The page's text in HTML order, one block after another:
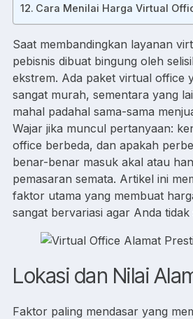
Cara Menilai Harga Virtual
Saat membandingkan layanan
pebisnis dibuat bingung oleh
ekstrem. Ada paket virtual office
sangat murah, sementara yang
mahal padahal sama-sama
Wajar jika muncul pertanyaan:
office berbeda, dan apakah
benar-benar masuk akal atau
pemasaran semata. Artikel ini
faktor utama yang membuat
sangat bervariasi agar Anda tidak
Lokasi dan Nilai
Faktor paling mendasar yang